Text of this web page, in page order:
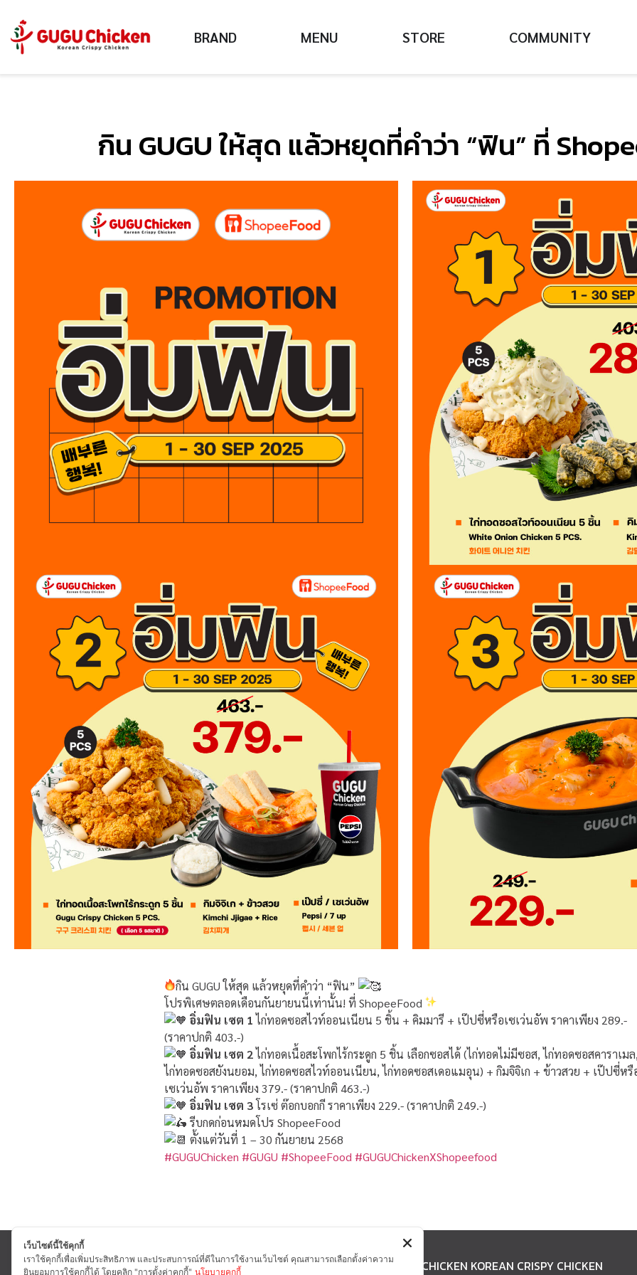
BRAND MENU STORE COMMUNITY
กิน GUGU ให้สุด แล้วหยุดที่คำว่า “ฟิน” ที่
กิน GUGU ให้สุด แล้วหยุดที่คำว่า “ฟิน”
โปรพิเศษตลอดเดือนกันยายนนี้เท่านั้น! ที่ ShopeeFood
อิ่มฟิน เซต 1ไก่ทอดซอสไวท์ออนเนียน 5 ชิ้น + คิมมารี + เป๊ปซี่หรือเซเว่นอัพ ราคาเพียง 289.-
(ราคาปกติ 403.-)
อิ่มฟิน เซต 2ไก่ทอดเนื้อสะโพกไร้กระดูก 5 ชิ้น เลือกซอสได้ (ไก่ทอดไม่มีซอส, ไก่ทอดซอสคาราเมล,
ไก่ทอดซอสยังนยอม, ไก่ทอดซอสไวท์ออนเนียน, ไก่ทอดซอสเดอแมอุน) + กิมจิจิเก + ข้าวสวย + เป๊ปซี่หรื
เซเว่นอัพ ราคาเพียง 379.- (ราคาปกติ 463.-)
อิ่มฟิน เซต 3โรเซ่ ต๊อกบอกกี ราคาเพียง 229.- (ราคาปกติ 249.-)
รีบกดก่อนหมดโปร ShopeeFood
ตั้งแต่วันที่ 1 – 30 กันยายน 2568
#GUGUChicken #GUGU #ShopeeFood #GUGUChickenXShopeefood
CONTACT GUGU CHICKEN KOREAN CRISPY CHICKEN
เว็บไซต์นี้ใช้คุกกี้
เราใช้คุกกี้เพื่อเพิ่มประสิทธิภาพ และประสบการณ์ที่ดีในการใช้งานเว็บไซต์ คุณสามารถเลือกตั้งค่าความ
ยินยอมการใช้คุกกี้ได้ โดยคลิก "การตั้งค่าคุกกี้" นโยบายคุกกี้